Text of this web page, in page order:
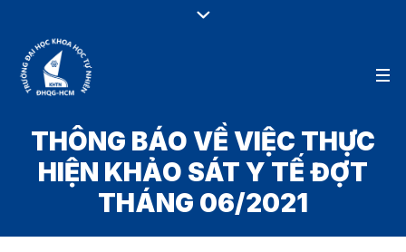
THÔNG BÁO VỀ VIỆC THỰC
HIỆN KHẢO SÁT Y TẾ ĐỢT
THÁNG 06/2021